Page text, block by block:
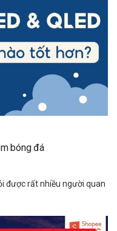
bóng đá
được rất nhiều người quan